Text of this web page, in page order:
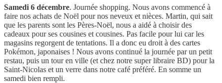
Samedi 6 décembre. Journée shopping. Nous avons commencé à
faire nos achats de Noël pour nos neveux et nièces. Martin, qui sait
que les parents sont les Pères-Noël, nous a aidé à choisir des
cadeaux pour ses cousines et cousines. Pas facile pour lui car les
magasins regorgent de tentations. Il a donc eu droit à des cartes
Pokémon, japonaises ! Nous avons continué la journée par un petit
restau, puis un tour en ville (et chez notre super libraire BD) pour la
Saint-Nicolas et un verre dans notre café préféré. En somme un
samedi bien rempli.